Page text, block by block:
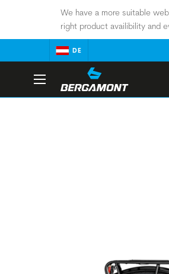
We have a more suitable
right product availibility and
DE